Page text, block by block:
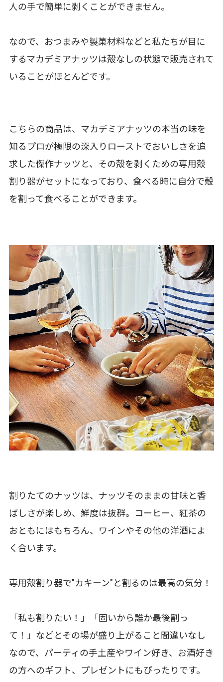
人の手で簡単に剥くことができません。
なので、おつまみや製菓材料などと私たちが目に
するマカデミアナッツは殻なしの状態で販売されて
いることがほとんどです。
こちらの商品は、マカデミアナッツの本当の味を
知るプロが極限の深入りローストでおいしさを追
求した傑作ナッツと、その殻を剥くための専用殻
割り器がセットになっており、食べる時に自分で殻
を割って食べることができます。
割りたてのナッツは、ナッツそのままの甘味と香
ばしさが楽しめ、鮮度は抜群。コーヒー、紅茶の
おともにはもちろん、ワインやその他の洋酒によ
く合います。
専用殻割り器で"カキーン"と割るのは最高の気分！
「私も割りたい！」「固いから誰か最後割っ
て！」などとその場が盛り上がること間違いなし
なので、パーティの手土産やワイン好き、お酒好き
の方へのギフト、プレゼントにもぴったりです。